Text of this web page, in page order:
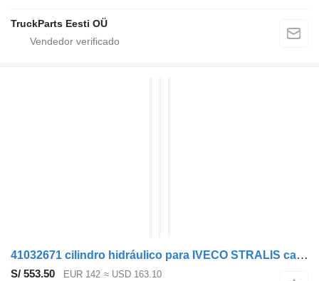
TruckParts Eesti OÜ
41032671 cilindro hidráulico para IVECO STRALIS cabeza tractora
S/ 553.50 EUR 142 ≈ USD 163.10